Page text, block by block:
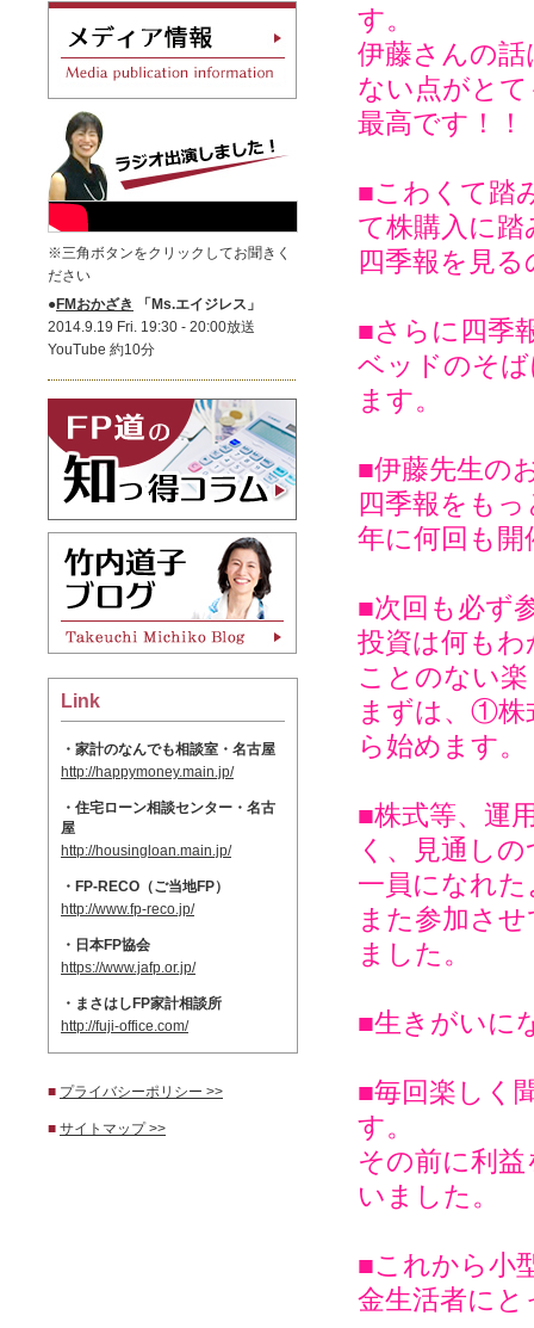
※三角ボタンをクリックしてお聞きく
ださい
●FMおかざき
「Ms.エイジレス」
2014.9.19 Fri. 19:30 - 20:00放送
YouTube 約10分
Link
・家計のなんでも相談室・名古屋
http://happymoney.main.jp/
・住宅ローン相談センター・名古
屋
http://housingloan.main.jp/
・FP-RECO（ご当地FP）
http://www.fp-reco.jp/
・日本FP協会
https://www.jafp.or.jp/
・まさはしFP家計相談所
http://fuji-office.com/
■ プライバシーポリシー >>
■ サイトマップ >>
す。
伊藤さんの
ない点がと
最高です！！
■こわくて踏
て株購入に
四季報を見
■さらに四季
ベッドのそ
ます。
■伊藤先生の
四季報をも
年に何回も
■次回も必ず
投資は何も
ことのない
まずは、①株
ら始めます。
■株式等、運
く、見通し
一員になれ
また参加さ
ました。
■生きがいに
■毎回楽しく
す。
その前に利
いました。
■これから小
金生活者に